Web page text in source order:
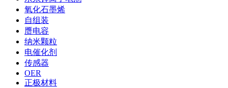
氧化石墨烯
自组装
赝电容
纳米颗粒
电催化剂
传感器
OER
正极材料